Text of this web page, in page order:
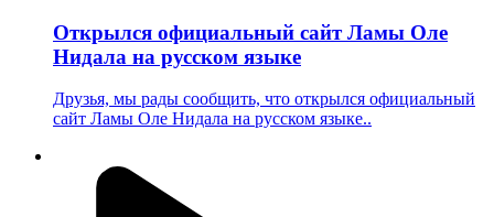
Открылся официальный сайт Ламы Оле
Нидала на русском языке
Друзья, мы рады сообщить, что открылся официальный
сайт Ламы Оле Нидала на русском языке..